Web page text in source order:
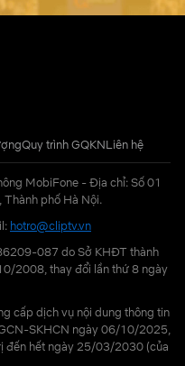
Quy trình GQKNLiên hệ
MobiFone - Địa chỉ: Số 01
Thành phố Hà Nội.
hotro@cliptv.vn
087 do Sở KHĐT thành
2008, thay đổi lần thứ 8 ngày
cấp dịch vụ nội dung thông tin
SKHCN ngày 06/10/2025,
đến hết ngày 25/03/2030 (của